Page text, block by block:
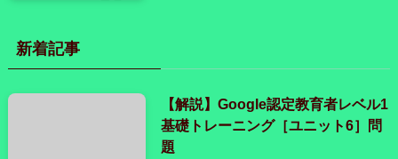
新着記事
【解説】Google認定教育者レベル1
基礎トレーニング［ユニット6］問
題